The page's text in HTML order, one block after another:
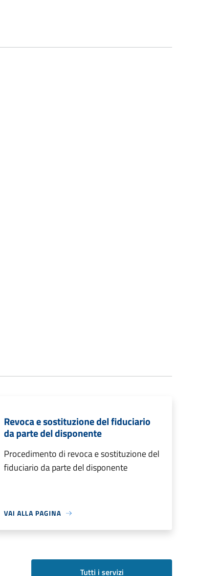
Revoca e sostituzione del fiduciario
da parte del disponente
Procedimento di revoca e sostituzione del
fiduciario da parte del disponente
VAI ALLA PAGINA
Tutti i servizi